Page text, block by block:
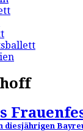
diesjährigen